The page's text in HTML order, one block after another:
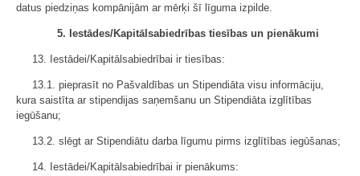
datus piedziņas kompānijām ar mērķi šī līguma izpilde.
5. Iestādes/Kapitālsabiedrības tiesības un pienākumi
13. Iestādei/Kapitālsabiedrībai ir tiesības:
13.1. pieprasīt no Pašvaldības un Stipendiāta visu informāciju,
kura saistīta ar stipendijas saņemšanu un Stipendiāta izglītības
iegūšanu;
13.2. slēgt ar Stipendiātu darba līgumu pirms izglītības iegūšanas;
14. Iestādei/Kapitālsabiedrībai ir pienākums: